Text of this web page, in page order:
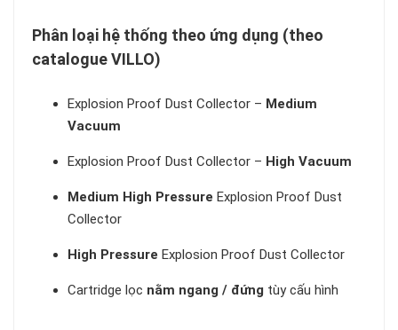
Phân loại hệ thống theo ứng dụng (theo
catalogue VILLO)
Explosion Proof Dust Collector – Medium
Vacuum
Explosion Proof Dust Collector – High Vacuum
Medium High Pressure Explosion Proof Dust
Collector
High Pressure Explosion Proof Dust Collector
Cartridge lọc nằm ngang / đứng tùy cấu hình